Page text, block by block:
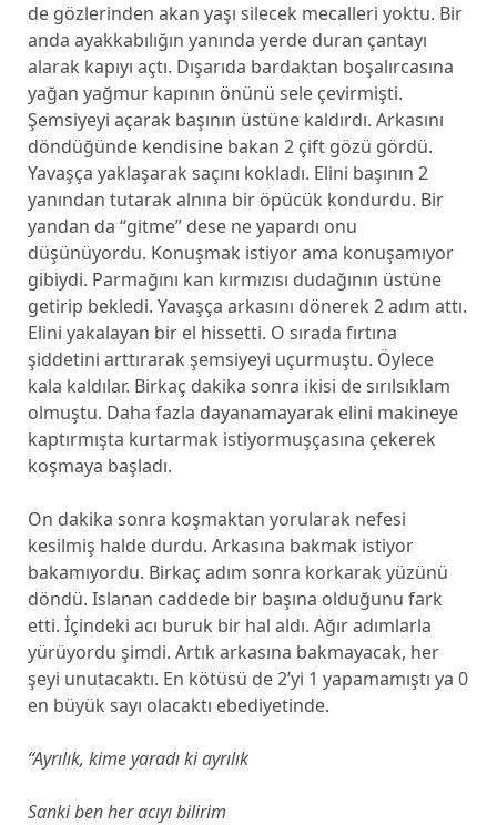
de gözlerinden akan yaşı silecek mecalleri yoktu. Bir
anda ayakkabılığın yanında yerde duran çantayı
alarak kapıyı açtı. Dışarıda bardaktan boşalırcasına
yağan yağmur kapının önünü sele çevirmişti.
Şemsiyeyi açarak başının üstüne kaldırdı. Arkasını
döndüğünde kendisine bakan 2 çift gözü gördü.
Yavaşça yaklaşarak saçını kokladı. Elini başının 2
yanından tutarak alnına bir öpücük kondurdu. Bir
yandan da “gitme” dese ne yapardı onu
düşünüyordu. Konuşmak istiyor ama konuşamıyor
gibiydi. Parmağını kan kırmızısı dudağının üstüne
getirip bekledi. Yavaşça arkasını dönerek 2 adım attı.
Elini yakalayan bir el hissetti. O sırada fırtına
şiddetini arttırarak şemsiyeyi uçurmuştu. Öylece
kala kaldılar. Birkaç dakika sonra ikisi de sırılsıklam
olmuştu. Daha fazla dayanamayarak elini makineye
kaptırmışta kurtarmak istiyormuşçasına çekerek
koşmaya başladı.
On dakika sonra koşmaktan yorularak nefesi
kesilmiş halde durdu. Arkasına bakmak istiyor
bakamıyordu. Birkaç adım sonra korkarak yüzünü
döndü. Islanan caddede bir başına olduğunu fark
etti. İçindeki acı buruk bir hal aldı. Ağır adımlarla
yürüyordu şimdi. Artık arkasına bakmayacak, her
şeyi unutacaktı. En kötüsü de 2’yi 1 yapamamıştı ya 0
en büyük sayı olacaktı ebediyetinde.
“Ayrılık, kime yaradı ki ayrılık
Sanki ben her acıyı bilirim